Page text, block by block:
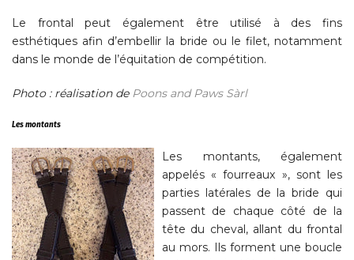
Le frontal peut également être utilisé à des fins
esthétiques afin d’embellir la bride ou le filet, notamment
dans le monde de l’équitation de compétition.
Photo : réalisation dePoons and Paws Sàrl
Les montants
Les montants, également
appelés « fourreaux », sont les
parties latérales de la bride qui
passent de chaque côté de la
tête du cheval, allant du frontal
au mors. Ils forment une boucle